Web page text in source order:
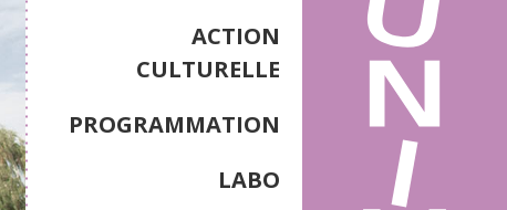
ACTION
CULTURELLE
PROGRAMMATION
LABO